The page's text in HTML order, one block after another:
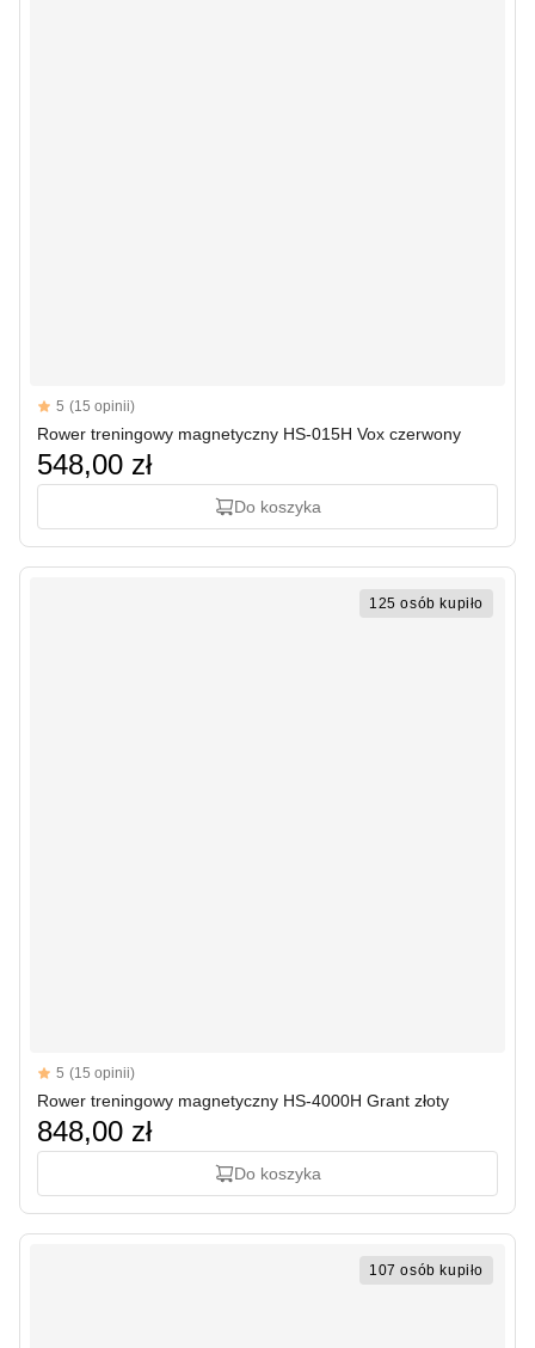
Reviews
5 out of 5 stars
5 (15 opinii)
Rower treningowy magnetyczny HS-015H Vox czerwony
548,00 zł
Do koszyka
125 osób kupiło
Reviews
5 out of 5 stars
5 (15 opinii)
Rower treningowy magnetyczny HS-4000H Grant złoty
848,00 zł
Do koszyka
107 osób kupiło